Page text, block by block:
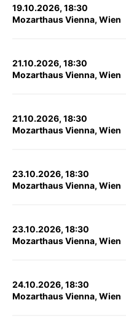
19.10.2026, 18:30
Mozarthaus Vienna, Wien
21.10.2026, 18:30
Mozarthaus Vienna, Wien
21.10.2026, 18:30
Mozarthaus Vienna, Wien
23.10.2026, 18:30
Mozarthaus Vienna, Wien
23.10.2026, 18:30
Mozarthaus Vienna, Wien
24.10.2026, 18:30
Mozarthaus Vienna, Wien